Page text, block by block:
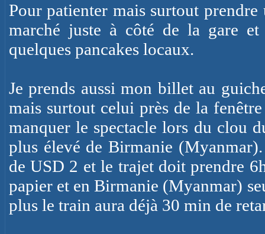
Pour patienter mais surtout
marché juste à côté de la gare
quelques pancakes locaux.
Je prends aussi mon billet au
mais surtout celui près de la
manquer le spectacle lors du clou
plus élevé de Birmanie
de USD 2 et le trajet doit prendre
papier et en Birmanie (Myanmar)
plus le train aura déjà 30 min de